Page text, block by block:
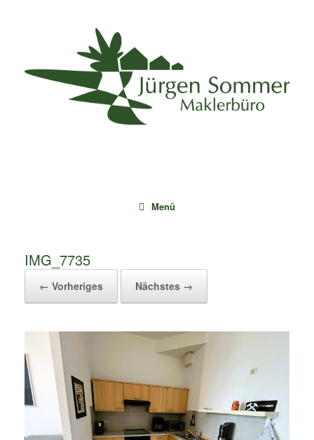
Menü
IMG_7735
← Vorheriges Nächstes →